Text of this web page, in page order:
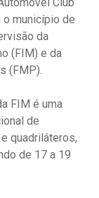
o município de
da
(FIM) e da
(FMP).
FIM é uma
de
quadriláteros,
de 17 a 19